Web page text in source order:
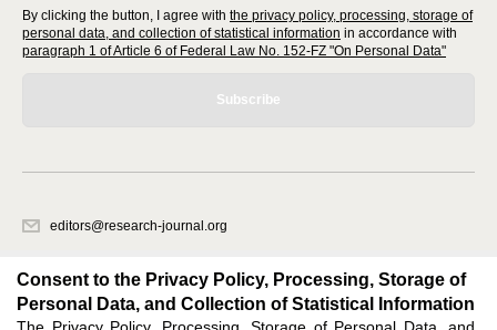
By clicking the button, I agree with the privacy policy, processing, storage of
personal data, and collection of statistical information in accordance with
paragraph 1 of Article 6 of Federal Law No. 152-FZ "On Personal Data"
Subscribe
editors@research-journal.org
office 1
Consent to the Privacy Policy, Processing, Storage of
Personal Data, and Collection of Statistical Information